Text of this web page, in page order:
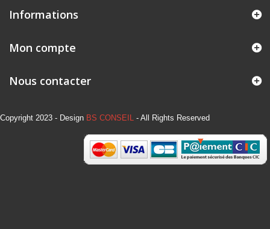
Informations
Mon compte
Nous contacter
Copyright 2023 - Design BS CONSEIL - All Rights Reserved